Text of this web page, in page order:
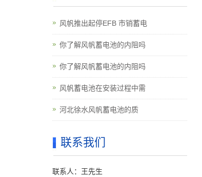
风帆推出起停EFB 市销蓄电
你了解风帆蓄电池的内阻吗
你了解风帆蓄电池的内阻吗
风帆蓄电池在安装过程中需
河北徐水风帆蓄电池的质
联系我们
联系人：王先生